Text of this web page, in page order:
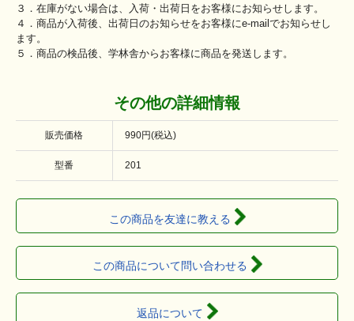
３．在庫がない場合は、入荷・出荷日をお客様にお知らせします。
４．商品が入荷後、出荷日のお知らせをお客様にe-mailでお知らせし
ます。
５．商品の検品後、学林舎からお客様に商品を発送します。
その他の詳細情報
販売価格 990円(税込)
型番 201
この商品を友達に教える
この商品について問い合わせる
返品について